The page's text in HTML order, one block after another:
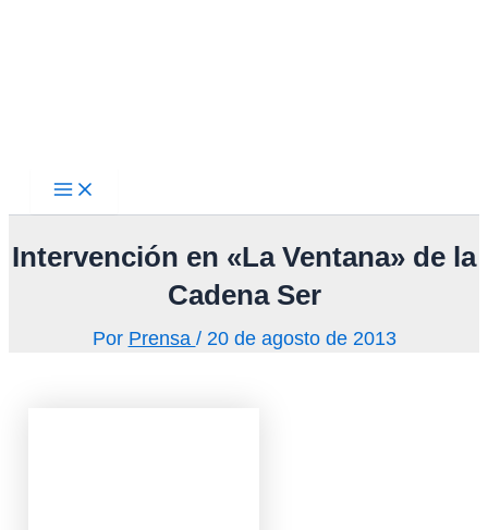
Intervención en «La Ventana» de la
Cadena Ser
Por Prensa / 20 de agosto de 2013